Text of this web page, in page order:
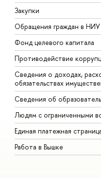
Закупки
Обращения граждан в
Фонд целевого капитала
Противодействие
Сведения о доходах,
обязательствах
Сведения об
Людям с ограниченными
Единая платежная
Работа в Вышке